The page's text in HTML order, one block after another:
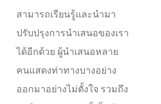
สามารถเรียนรู้และนำมา
ปรับปรุงการนำเสนอของเรา
ได้อีกด้วย ผู้นำเสนอหลาย
คนแสดงท่าทางบางอย่าง
ออกมาอย่างไม่ตั้งใจ รวมถึง